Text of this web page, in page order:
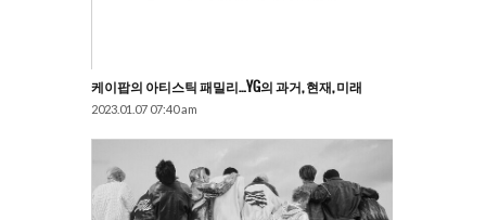
케이팝의 아티스틱 패밀리…YG의 과거, 현재, 미래
2023.01.07 07:40 am